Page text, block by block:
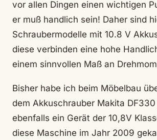
vor allen Dingen einen wichtigen
er muß handlich sein! Daher sind
Schraubermodelle mit 10.8 V
diese verbinden eine hohe
einem sinnvollen Maß an
Bisher habe ich beim Möbelbau
dem Akkuschrauber Makita
ebenfalls ein Gerät der 10,8V
diese Maschine im Jahr 2009